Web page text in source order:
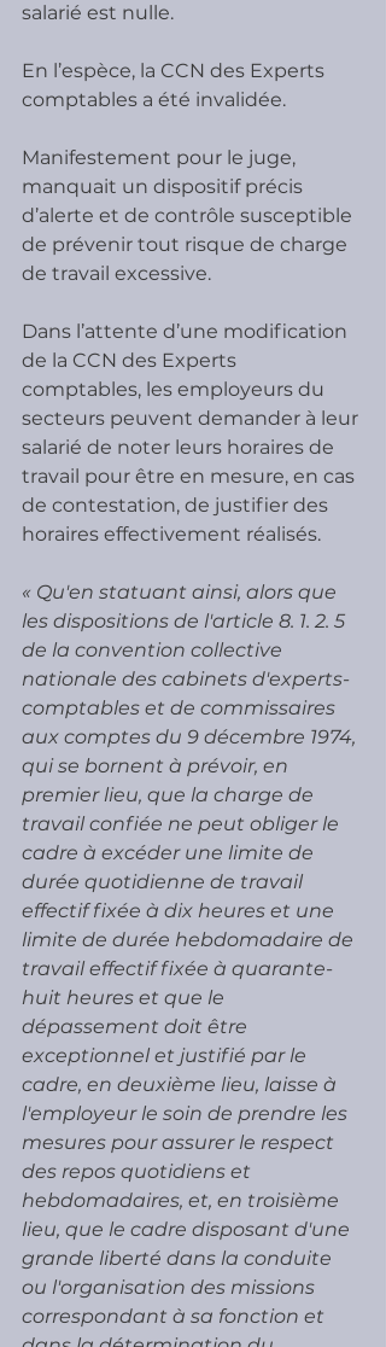
salarié est nulle.
En l’espèce, la CCN des Experts
comptables a été invalidée.
Manifestement pour le juge,
manquait un dispositif précis
d’alerte et de contrôle susceptible
de prévenir tout risque de charge
de travail excessive.
Dans l’attente d’une modification
de la CCN des Experts
comptables, les employeurs du
secteurs peuvent demander à leur
salarié de noter leurs horaires de
travail pour être en mesure, en cas
de contestation, de justifier des
horaires effectivement réalisés.
« Qu'en statuant ainsi, alors que
les dispositions de l'article 8. 1. 2. 5
de la convention collective
nationale des cabinets d'experts-
comptables et de commissaires
aux comptes du 9 décembre 1974,
qui se bornent à prévoir, en
premier lieu, que la charge de
travail confiée ne peut obliger le
cadre à excéder une limite de
durée quotidienne de travail
effectif fixée à dix heures et une
limite de durée hebdomadaire de
travail effectif fixée à quarante-
huit heures et que le
dépassement doit être
exceptionnel et justifié par le
cadre, en deuxième lieu, laisse à
l'employeur le soin de prendre les
mesures pour assurer le respect
des repos quotidiens et
hebdomadaires, et, en troisième
lieu, que le cadre disposant d'une
grande liberté dans la conduite
ou l'organisation des missions
correspondant à sa fonction et